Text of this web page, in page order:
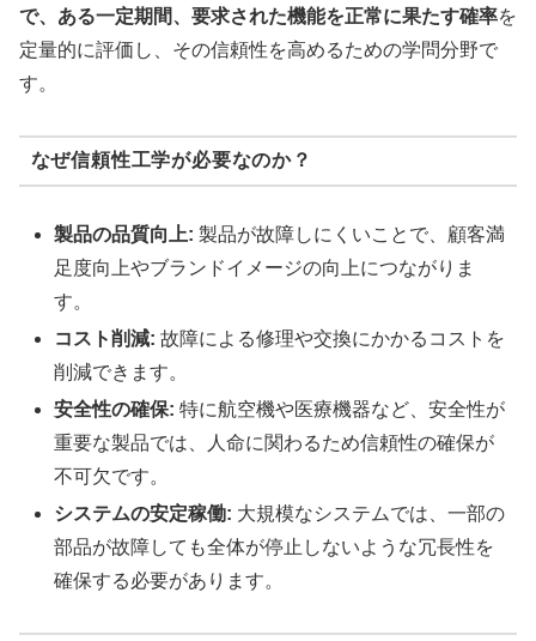
で、ある一定期間、要求された機能を正常に果たす確率を
定量的に評価し、その信頼性を高めるための学問分野で
す。
なぜ信頼性工学が必要なのか？
製品の品質向上: 製品が故障しにくいことで、顧客満
足度向上やブランドイメージの向上につながりま
す。
コスト削減: 故障による修理や交換にかかるコストを
削減できます。
安全性の確保: 特に航空機や医療機器など、安全性が
重要な製品では、人命に関わるため信頼性の確保が
不可欠です。
システムの安定稼働: 大規模なシステムでは、一部の
部品が故障しても全体が停止しないような冗長性を
確保する必要があります。